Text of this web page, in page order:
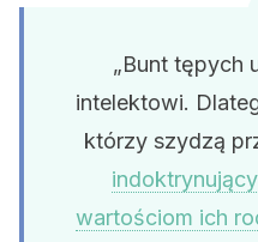
„Bunt tępych
intelektowi.
którzy szydzą
wartościom ich